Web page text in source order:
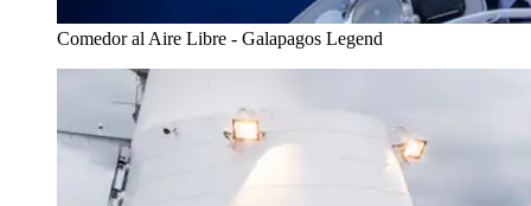
Comedor al Aire Libre - Galapagos Legend